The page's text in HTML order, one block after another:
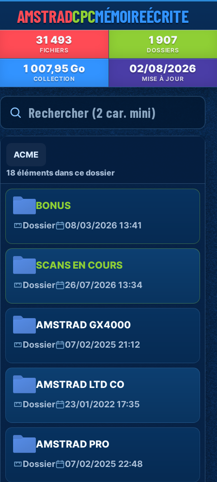
AMSTRADCPCMÉMOIREÉCRITE
31 493
FICHIERS
1 907
DOSSIERS
1 007,95 Go
COLLECTION
02/08/2026
MISE À JOUR
ACME
18 éléments dans ce dossier
BONUS
Dossier 08/03/2026 13:41
SCANS EN COURS
Dossier 26/07/2026 13:34
AMSTRAD GX4000
Dossier 07/02/2025 21:12
AMSTRAD LTD CO
Dossier 23/01/2022 17:35
AMSTRAD PRO
Dossier 07/02/2025 22:48